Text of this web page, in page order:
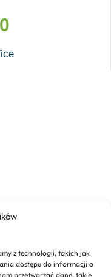
z technologii, takich jak
dostępu do informacji o
przetwarzać dane, takie